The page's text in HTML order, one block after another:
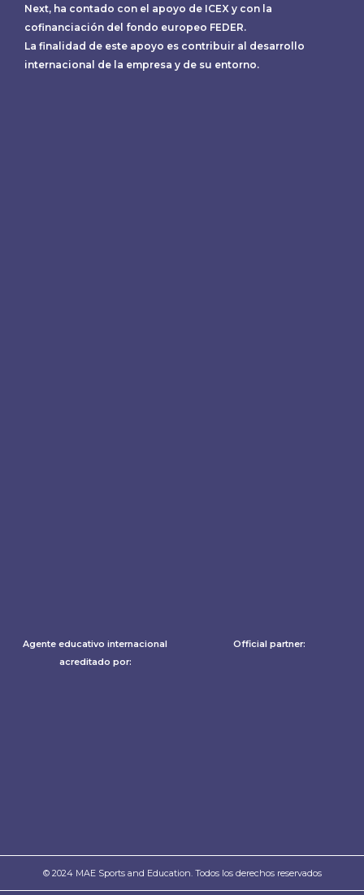
Next, ha contado con el apoyo de ICEX y con la
cofinanciación del fondo europeo FEDER.
La finalidad de este apoyo es contribuir al desarrollo
internacional de la empresa y de su entorno.
Agente educativo internacional
acreditado por:
Official partner:
© 2024 MAE Sports and Education. Todos los derechos reservados